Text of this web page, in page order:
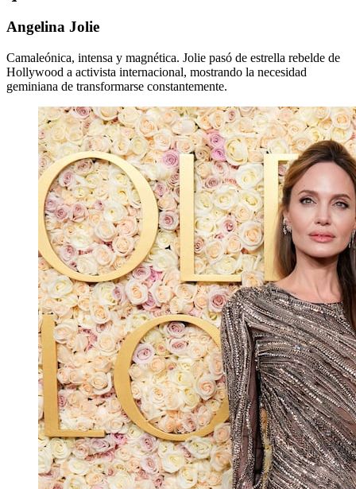
Angelina Jolie
Camaleónica, intensa y magnética. Jolie pasó de estrella rebelde de
Hollywood a activista internacional, mostrando la necesidad
geminiana de transformarse constantemente.